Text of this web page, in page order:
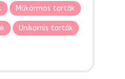
Műkörmös torták
Unikornis torták